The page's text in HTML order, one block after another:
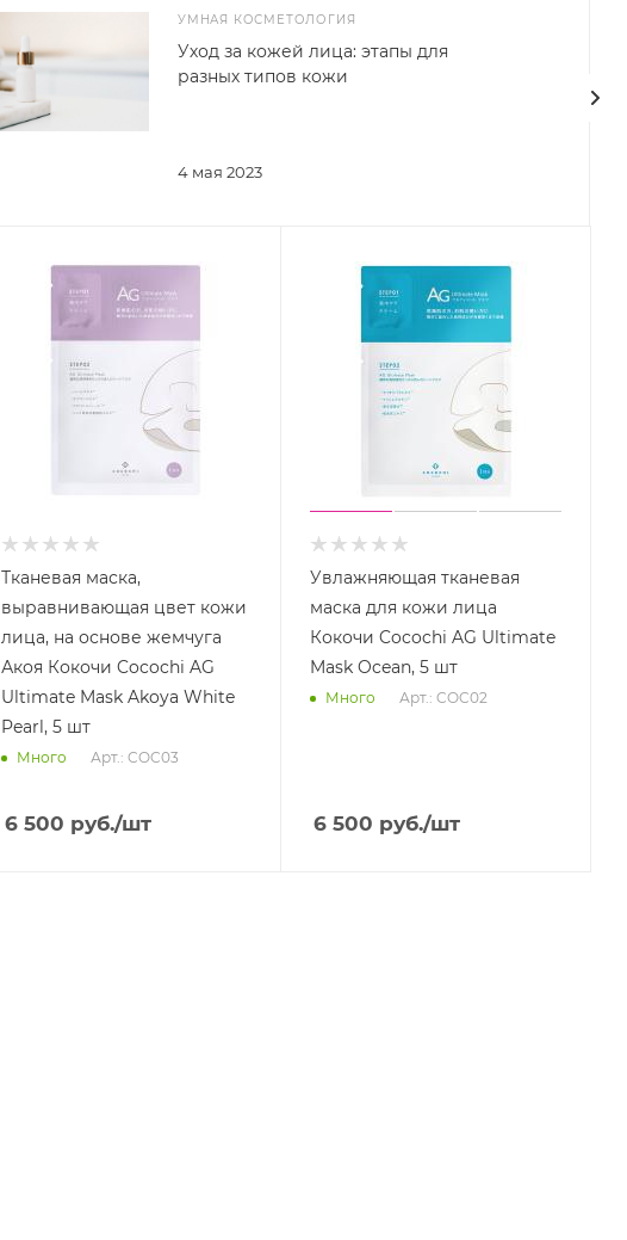
УМНАЯ КОСМЕТОЛОГИЯ
4 мая 2023
Уход за кожей лица: этапы для
разных типов кожи
Тканевая маска,
выравнивающая цвет кожи
лица, на основе жемчуга
Акоя Кокочи Cocochi AG
Ultimate Mask Akoya White
Pearl, 5 шт
Много Арт.: COC03
6 500 руб./шт
Увлажняющая тканевая
маска для кожи лица
Кокочи Cocochi AG Ultimate
Mask Ocean, 5 шт
Много Арт.: COC02
6 500 руб./шт